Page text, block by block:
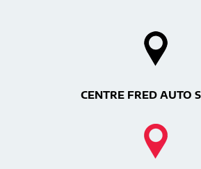
CENTRE FRED AUTO